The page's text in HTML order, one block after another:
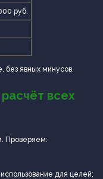
руб.
без явных минусов.
всех
Проверяем:
для целей;